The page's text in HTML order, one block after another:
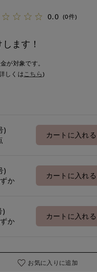
0.0 (0件)
ます！
が対象です。
しくはこちら )
)
カートに入れる
)
か
カートに入れる
)
か
カートに入れる
お気に入りに追加